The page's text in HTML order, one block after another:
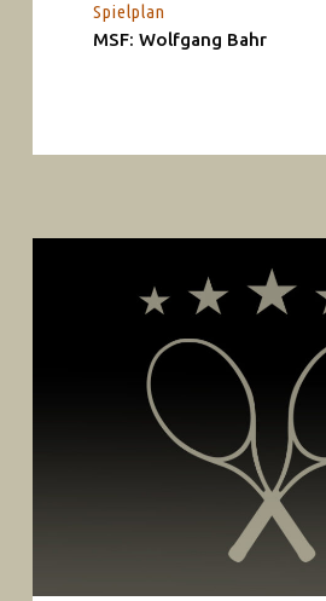
Spielplan
MSF: Wolfgang Bahr